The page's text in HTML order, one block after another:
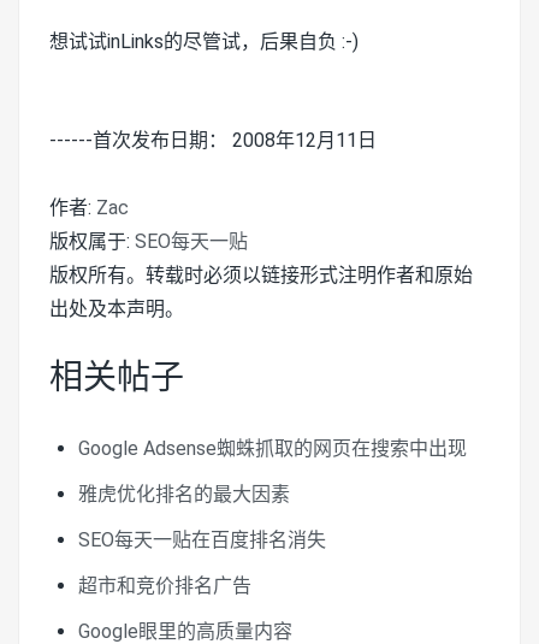
想试试inLinks的尽管试，后果自负 :-)
------首次发布日期： 2008年12月11日
作者: Zac
版权属于: SEO每天一贴
版权所有。转载时必须以链接形式注明作者和原始
出处及本声明。
相关帖子
Google Adsense蜘蛛抓取的网页在搜索中出现
雅虎优化排名的最大因素
SEO每天一贴在百度排名消失
超市和竞价排名广告
Google眼里的高质量内容